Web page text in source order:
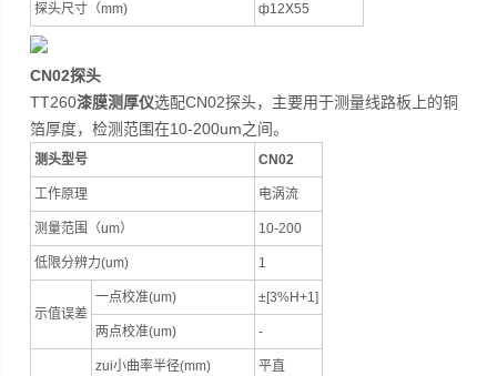
探头尺寸（mm) ф12X55
CN02探头
TT260漆膜测厚仪选配CN02探头，主要用于测量线路板上的铜
箔厚度，检测范围在10-200um之间。
测头型号 CN02
工作原理 电涡流
测量范围（um） 10-200
低限分辨力(um) 1
示值误差
一点校准(um) ±[3%H+1]
两点校准(um) -
zui小曲率半径(mm) 平直